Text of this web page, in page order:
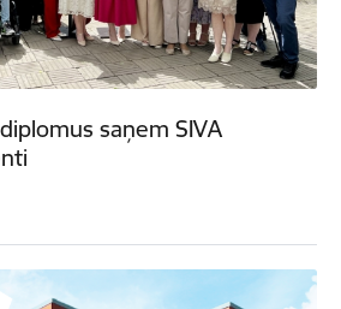
saņem SIVA